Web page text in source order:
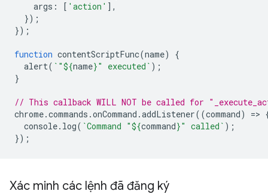
args : [ 'action' ],
});
});
function contentScriptFunc(name)
{
alert( `"${name}" executed` );
}
// This callback WILL NOT be called for
chrome.commands .onCommand .addListener((command) =>
console. log( `Command "${command}" called` );
});
Xác minh các lệnh đã đăng ký